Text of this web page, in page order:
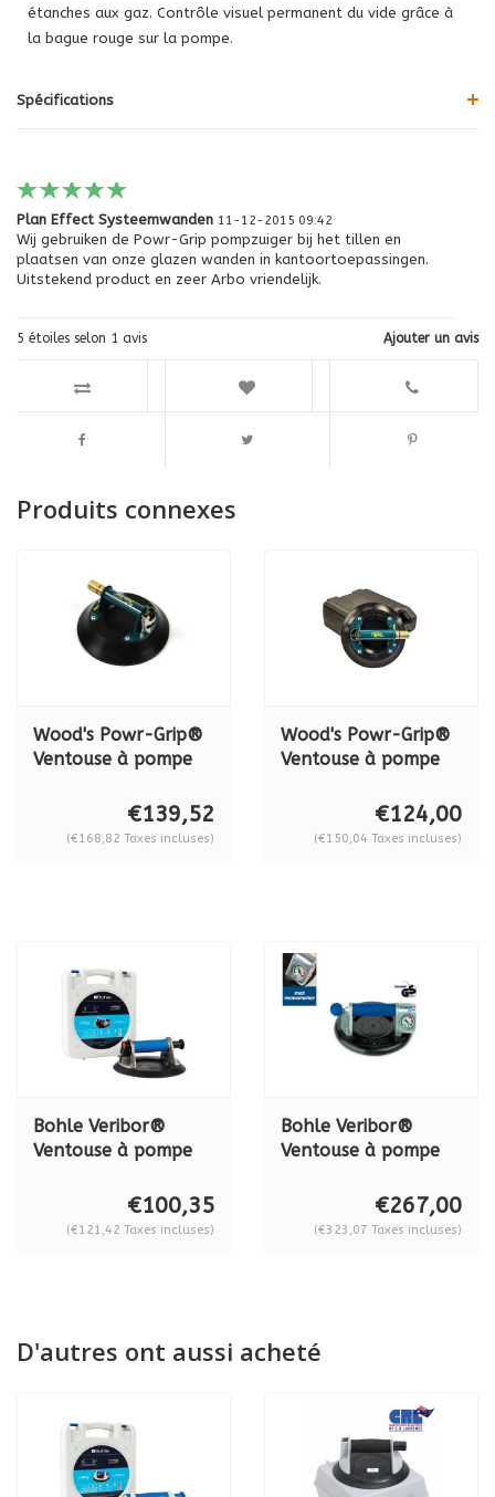
étanches aux gaz. Contrôle visuel permanent du vide grâce à
la bague rouge sur la pompe.
Spécifications
Plan Effect Systeemwanden 11-12-2015 09:42
Wij gebruiken de Powr-Grip pompzuiger bij het tillen en
plaatsen van onze glazen wanden in kantoortoepassingen.
Uitstekend product en zeer Arbo vriendelijk.
Ajouter un avis
5 étoiles selon 1 avis
Produits connexes
Wood's Powr-Grip®
Ventouse à pompe
€139,52
(€168,82 Taxes incluses)
Wood's Powr-Grip®
Ventouse à pompe
€124,00
(€150,04 Taxes incluses)
Bohle Veribor®
Ventouse à pompe
BO601, 120 kg€100,35
(€121,42 Taxes incluses)
Bohle Veribor®
Ventouse à pompe
€267,00
(€323,07 Taxes incluses)
D'autres ont aussi acheté